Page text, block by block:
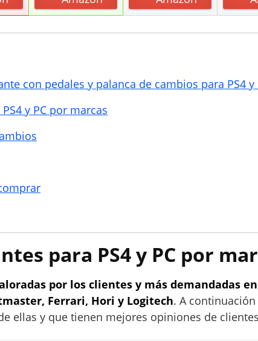
con pedales y palanca de cambios para PS4 y
y PC por marcas
para PS4 y PC por
por los clientes y más demandadas
Ferrari, Hori y Logitech. A
ellas y que tienen mejores opiniones de